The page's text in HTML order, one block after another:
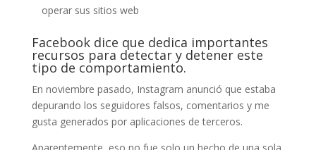
operar sus sitios web
Facebook dice que dedica importantes
recursos para detectar y detener este
tipo de comportamiento.
En noviembre pasado, Instagram anunció que estaba
depurando los seguidores falsos, comentarios y me
gusta generados por aplicaciones de terceros.